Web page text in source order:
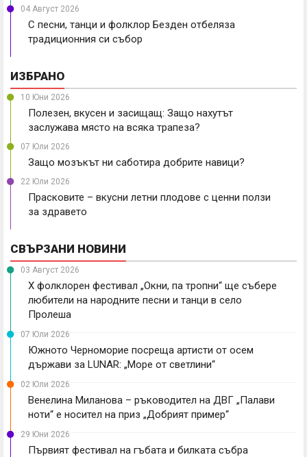
04 Август 2026
С песни, танци и фолклор Безден отбеляза
традиционния си събор
ИЗБРАНО
10 Юни 2026
Полезен, вкусен и засищащ: Защо нахутът
заслужава място на всяка трапеза?
07 Юли 2026
Защо мозъкът ни саботира добрите навици?
22 Юли 2026
Прасковите – вкусни летни плодове с ценни ползи
за здравето
СВЪРЗАНИ НОВИНИ
03 Август 2026
X фолклорен фестивал „Окни, па тропни“ ще събере
любители на народните песни и танци в село
Пролеша
07 Юли 2026
Южното Черноморие посреща артисти от осем
държави за LUNAR: „Море от светлини“
02 Юли 2026
Венелина Миланова – ръководител на ДВГ „Палави
ноти“ е носител на приз „Добрият пример“
29 Юни 2026
Първият фестивал на гъбата и билката събра